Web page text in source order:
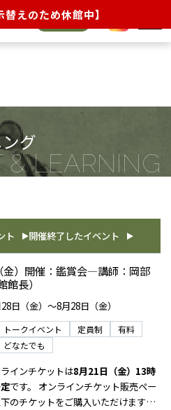
えのため休館中】
オンライン
チケット JA
い合わせ
報保護方針
利用にあたって
文化財団について
グ
ト 開催終了したイベント
金）開催：鑑賞会―講師：岡部
館長）
日（金）～8月28日（金）
トークイベント 定員制
有料
どなたでも
インチケットは8月21日（金）13時
です。
オンラインチケット販売ペー
のチケットをご購入いただけます。